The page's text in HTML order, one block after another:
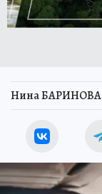
Нина БАРИНОВА